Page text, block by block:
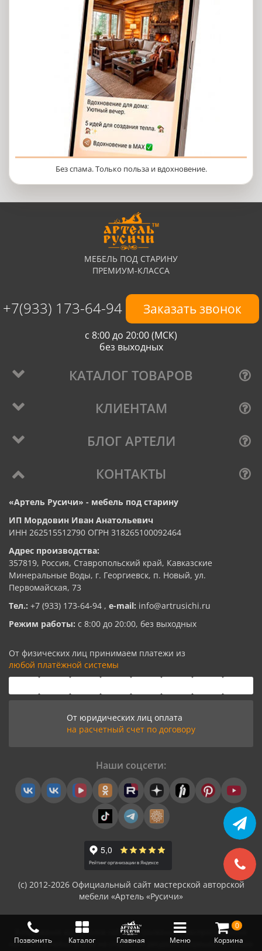
Меню
Позвонить Каталог Главная
0
Корзина
Без спама. Только польза и вдохновение.
МЕБЕЛЬ ПОД СТАРИНУ
ПРЕМИУМ-КЛАССА
+7(933) 173-64-94 Заказать звонок
с 8:00 до 20:00 (МСК)
без выходных
КАТАЛОГ ТОВАРОВ
КЛИЕНТАМ
БЛОГ АРТЕЛИ
КОНТАКТЫ
«Артель Русичи» - мебель под старину
ИП Мордовин Иван Анатольевич
ИНН 262515512790 ОГРН 318265100092464
Адрес производства:
357819, Россия, Ставропольский край, Кавказские
Минеральные Воды, г. Георгиевск, п. Новый, ул.
Первомайская, 73
Тел.: +7 (933) 173-64-94 , e-mail: info@artrusichi.ru
Режим работы: с 8:00 до 20:00, без выходных
От физических лиц принимаем платежи из
любой платёжной системы
От юридических лиц оплата
на расчетный счет по договору
(с) 2012-2026 Официальный сайт мастерской авторской
мебели «Артель «Русичи»
Наши соцсети:
Копирование материалов сайта (встраивание и распространение
контента в любой форме на сторонних ресурсах) разрешается только